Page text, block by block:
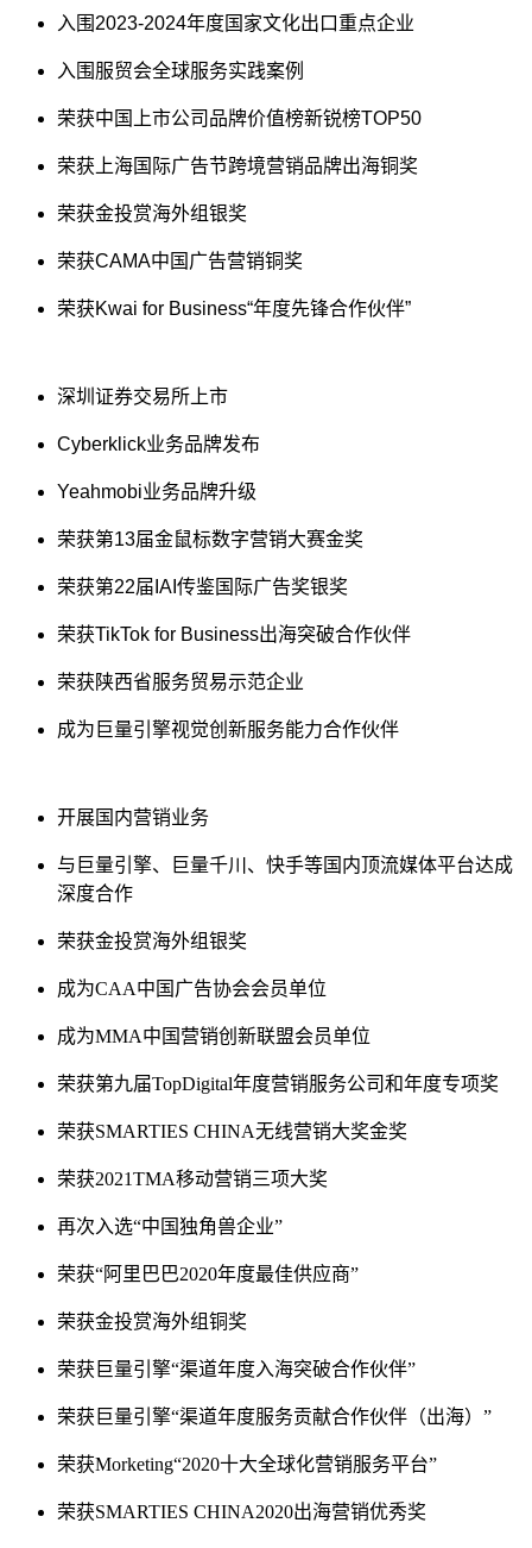
入围2023-2024年度国家文化出口重点企业
入围服贸会全球服务实践案例
荣获中国上市公司品牌价值榜新锐榜TOP50
荣获上海国际广告节跨境营销品牌出海铜奖
荣获金投赏海外组银奖
荣获CAMA中国广告营销铜奖
荣获Kwai for Business“年度先锋合作伙伴”
深圳证券交易所上市
Cyberklick业务品牌发布
Yeahmobi业务品牌升级
荣获第13届金鼠标数字营销大赛金奖
荣获第22届IAI传鉴国际广告奖银奖
荣获TikTok for Business出海突破合作伙伴
荣获陕西省服务贸易示范企业
成为巨量引擎视觉创新服务能力合作伙伴
开展国内营销业务
与巨量引擎、巨量千川、快手等国内顶流媒体平台达成
深度合作
荣获金投赏海外组银奖
成为CAA中国广告协会会员单位
成为MMA中国营销创新联盟会员单位
荣获第九届TopDigital年度营销服务公司和年度专项奖
荣获SMARTIES CHINA无线营销大奖金奖
荣获2021TMA移动营销三项大奖
再次入选“中国独角兽企业”
荣获“阿里巴巴2020年度最佳供应商”
荣获金投赏海外组铜奖
荣获巨量引擎“渠道年度入海突破合作伙伴”
荣获巨量引擎“渠道年度服务贡献合作伙伴（出海）”
荣获Morketing“2020十大全球化营销服务平台”
荣获SMARTIES CHINA2020出海营销优秀奖